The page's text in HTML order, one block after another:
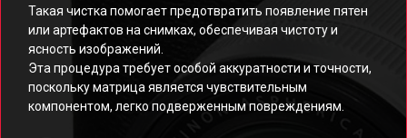
Такая чистка помогает предотвратить появление пятен
или артефактов на снимках, обеспечивая чистоту и
ясность изображений.
Эта процедура требует особой аккуратности и точности,
поскольку матрица является чувствительным
компонентом, легко подверженным повреждениям.